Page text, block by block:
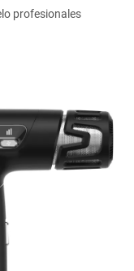
profesionales